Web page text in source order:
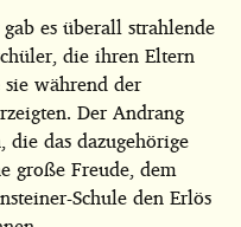
es überall strahlende
die ihren Eltern
während der
Der Andrang
das dazugehörige
große Freude, dem
Schule den Erlös